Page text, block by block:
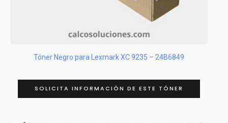
Tóner Negro para Lexmark XC 9235 – 24B6849
SOLICITA INFORMACIÓN DE ESTE TÓNER